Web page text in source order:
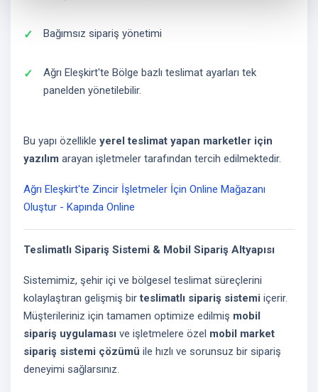
Bağımsız sipariş yönetimi
Ağrı Eleşkirt'te Bölge bazlı teslimat ayarları tek
panelden yönetilebilir.
Bu yapı özellikle yerel teslimat yapan marketler için
yazılım arayan işletmeler tarafından tercih edilmektedir.
Ağrı Eleşkirt'te Zincir İşletmeler İçin Online Mağazanı
Oluştur - Kapında Online
Teslimatlı Sipariş Sistemi & Mobil Sipariş Altyapısı
Sistemimiz, şehir içi ve bölgesel teslimat süreçlerini
kolaylaştıran gelişmiş birteslimatlı sipariş sistemi içerir.
Müşterileriniz için tamamen optimize edilmiş mobil
sipariş uygulaması ve işletmelere özel mobil market
sipariş sistemi çözümü ile hızlı ve sorunsuz bir sipariş
deneyimi sağlarsınız.